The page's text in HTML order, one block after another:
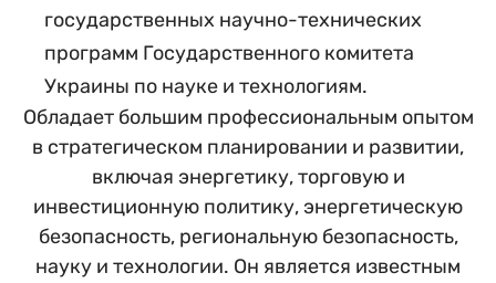
государственных научно-технических
программ Государственного комитета
Украины по науке и технологиям.
Обладает большим профессиональным опытом
в стратегическом планировании и развитии,
включая энергетику, торговую и
инвестиционную политику, энергетическую
безопасность, региональную безопасность,
науку и технологии. Он является известным